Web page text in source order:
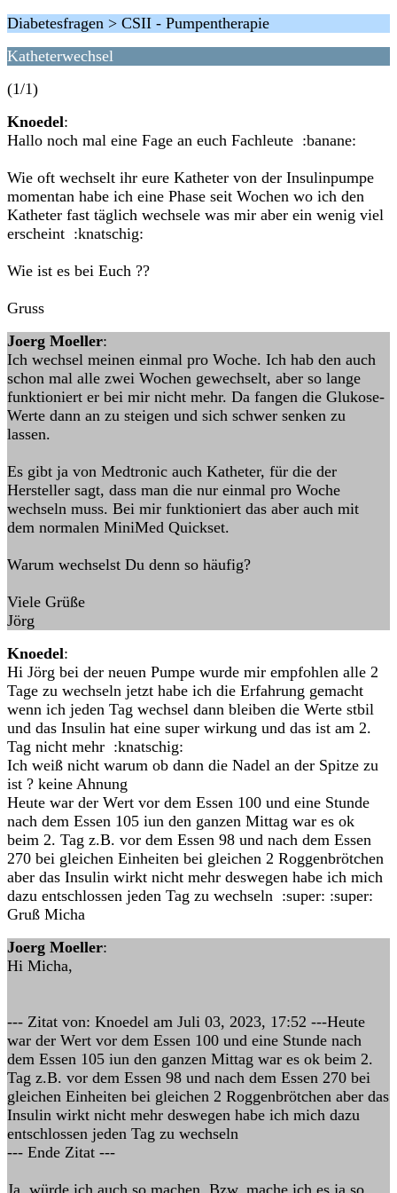
Diabetesfragen > CSII - Pumpentherapie
Katheterwechsel
(1/1)
Knoedel:
Hallo noch mal eine Fage an euch Fachleute :banane:
Wie oft wechselt ihr eure Katheter von der Insulinpumpe
momentan habe ich eine Phase seit Wochen wo ich den
Katheter fast täglich wechsele was mir aber ein wenig viel
erscheint :knatschig:
Wie ist es bei Euch ??
Gruss
Joerg Moeller:
Ich wechsel meinen einmal pro Woche. Ich hab den auch
schon mal alle zwei Wochen gewechselt, aber so lange
funktioniert er bei mir nicht mehr. Da fangen die Glukose-
Werte dann an zu steigen und sich schwer senken zu
lassen.
Es gibt ja von Medtronic auch Katheter, für die der
Hersteller sagt, dass man die nur einmal pro Woche
wechseln muss. Bei mir funktioniert das aber auch mit
dem normalen MiniMed Quickset.
Warum wechselst Du denn so häufig?
Viele Grüße
Jörg
Knoedel:
Hi Jörg bei der neuen Pumpe wurde mir empfohlen alle 2
Tage zu wechseln jetzt habe ich die Erfahrung gemacht
wenn ich jeden Tag wechsel dann bleiben die Werte stbil
und das Insulin hat eine super wirkung und das ist am 2.
Tag nicht mehr :knatschig:
Ich weiß nicht warum ob dann die Nadel an der Spitze zu
ist ? keine Ahnung
Heute war der Wert vor dem Essen 100 und eine Stunde
nach dem Essen 105 iun den ganzen Mittag war es ok
beim 2. Tag z.B. vor dem Essen 98 und nach dem Essen
270 bei gleichen Einheiten bei gleichen 2 Roggenbrötchen
aber das Insulin wirkt nicht mehr deswegen habe ich mich
dazu entschlossen jeden Tag zu wechseln :super: :super:
Gruß Micha
Joerg Moeller:
Hi Micha,
--- Zitat von: Knoedel am Juli 03, 2023, 17:52 ---Heute
war der Wert vor dem Essen 100 und eine Stunde nach
dem Essen 105 iun den ganzen Mittag war es ok beim 2.
Tag z.B. vor dem Essen 98 und nach dem Essen 270 bei
gleichen Einheiten bei gleichen 2 Roggenbrötchen aber das
Insulin wirkt nicht mehr deswegen habe ich mich dazu
entschlossen jeden Tag zu wechseln
--- Ende Zitat ---
Ja, würde ich auch so machen. Bzw. mache ich es ja so,